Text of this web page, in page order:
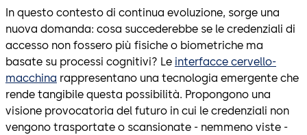
In questo contesto di continua evoluzione, sorge una
nuova domanda: cosa succederebbe se le credenziali di
accesso non fossero più fisiche o biometriche ma
basate su processi cognitivi? Le interfacce cervello-
macchina rappresentano una tecnologia emergente che
rende tangibile questa possibilità. Propongono una
visione provocatoria del futuro in cui le credenziali non
vengono trasportate o scansionate - nemmeno viste -